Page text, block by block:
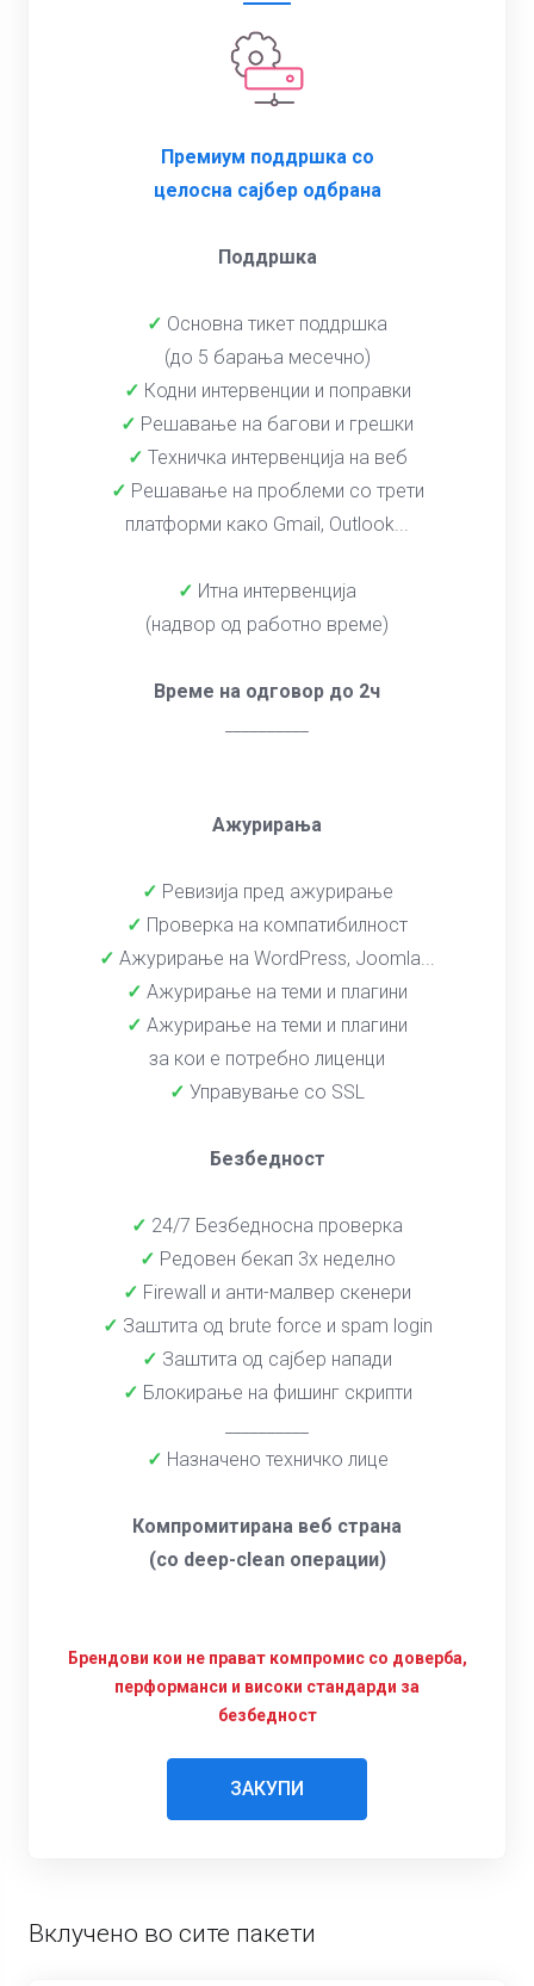
Премиум поддршка со
целосна сајбер одбрана
Поддршка
✓ Основна тикет поддршка
(до 5 барања месечно)
✓ Кодни интервенции и поправки
✓ Решавање на багови и грешки
✓ Техничка интервенција на веб
✓ Решавање на проблеми со трети
платформи како Gmail, Outlook...
✓ Итна интервенција
(надвор од работно време)
Време на одговор до 2ч
Ажурирања
✓ Ревизија пред ажурирање
✓ Проверка на компатибилност
✓ Ажурирање на WordPress, Joomla...
✓ Ажурирање на теми и плагини
✓ Ажурирање на теми и плагини
за кои е потребно лиценци
✓ Управување со SSL
Безбедност
✓ 24/7 Безбедносна проверка
✓ Редовен бекап 3x неделно
✓ Firewall и анти-малвер скенери
✓ Заштита од brute force и spam login
✓ Заштита од сајбер напади
✓ Блокирање на фишинг скрипти
✓ Назначено техничко лице
Компромитирана веб страна
(со deep-clean операции)
Брендови кои не прават компромис со доверба,
перформанси и високи стандарди за
безбедност
ЗАКУПИ
Вклучено во сите пакети